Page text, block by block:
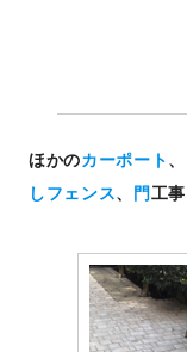
ほかのカーポート、
しフェンス、 門工事